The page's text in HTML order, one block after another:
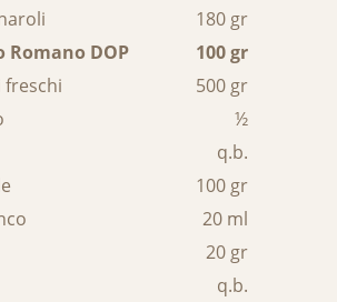
180 gr
Romano DOP
100 gr
freschi
500 gr
½
q.b.
100 gr
20 ml
20 gr
q.b.